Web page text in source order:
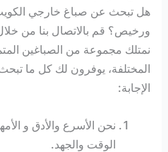
هل تبحث عن صباغ خارجي
ورخيص؟ قم بالاتصال بنا من
نمتلك مجموعة من الصباغين
المختلفة، يوفرون لك كل ما تبحث
الإجابة:
نحن الأسرع والأدق و
الوقت والجهد.